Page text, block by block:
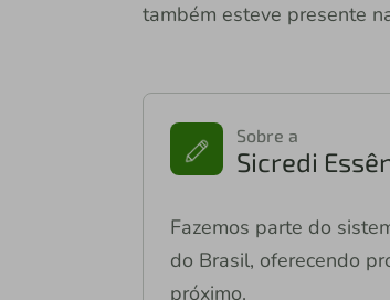
também esteve presente
Sobre a
Sicredi
Fazemos parte do
do Brasil, oferecendo
próximo.